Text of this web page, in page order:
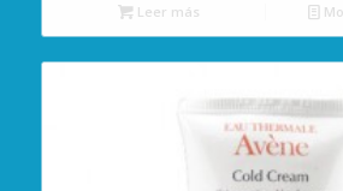
Leer más